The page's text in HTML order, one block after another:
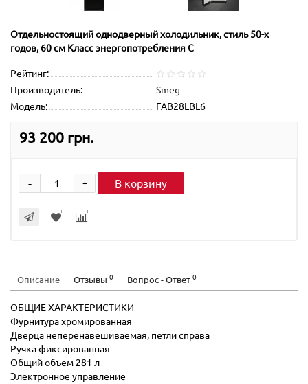
Отдельностоящий однодверный холодильник, стиль 50-х
годов, 60 см Класс энергопотребления С
Рейтинг:
Производитель:
Smeg
Модель:
FAB28LBL6
93 200 грн.
+
- В корзину
Описание Отзывы 0 Вопрос - Ответ 0
ОБЩИЕ ХАРАКТЕРИСТИКИ
Фурнитура хромированная
Дверца неперенавешиваемая, петли справа
Ручка фиксированная
Общий объем 281 л
Электронное управление